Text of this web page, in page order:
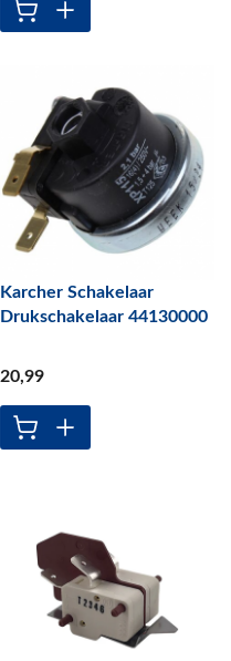
Karcher Schakelaar
Drukschakelaar 44130000
20,99